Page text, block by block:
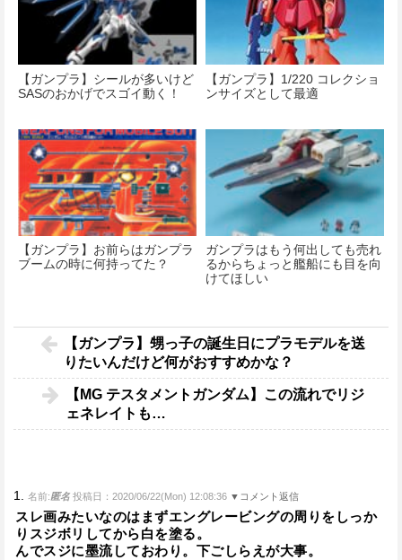
【ガンプラ】シールが多いけど
SASのおかげでスゴイ動く！
【ガンプラ】1/220 コレクショ
ンサイズとして最適
【ガンプラ】お前らはガンプラ
ブームの時に何持ってた？
ガンプラはもう何出しても売れ
るからちょっと艦船にも目を向
けてほしい
【ガンプラ】甥っ子の誕生日にプラモデルを送
りたいんだけど何がおすすめかな？
【MG テスタメントガンダム】この流れでリジ
ェネレイトも…
1. 名前:匿名 投稿日：2020/06/22(Mon) 12:08:36 ▼コメント返信
スレ画みたいなのはまずエングレービングの周りをしっか
りスジボリしてから白を塗る。
んでスジに墨流しておわり。下ごしらえが大事。